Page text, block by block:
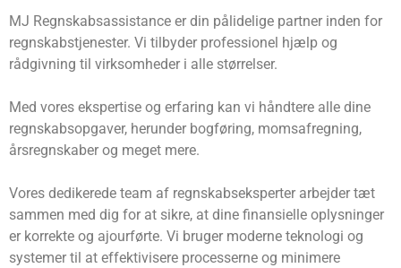
MJ Regnskabsassistance er din pålidelige partner inden for
regnskabstjenester. Vi tilbyder professionel hjælp og
rådgivning til virksomheder i alle størrelser.
Med vores ekspertise og erfaring kan vi håndtere alle dine
regnskabsopgaver, herunder bogføring, momsafregning,
årsregnskaber og meget mere.
Vores dedikerede team af regnskabseksperter arbejder tæt
sammen med dig for at sikre, at dine finansielle oplysninger
er korrekte og ajourførte. Vi bruger moderne teknologi og
systemer til at effektivisere processerne og minimere